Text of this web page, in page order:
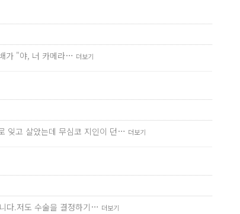
가 "야, 너 카메라… 더보기
잊고 살았는데 무심코 지인이 던… 더보기
다.저도 수술을 결정하기… 더보기